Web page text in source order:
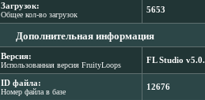
Загрузок:
Общее кол-во загрузок
5653
Дополнительная информация
Версия:
Использованная версия FruityLoops
FL Studio
ID файла:
Номер файла в базе
12676